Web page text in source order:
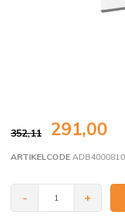
352,11 291,00
ARTIKELCODE ADB4000810
- +